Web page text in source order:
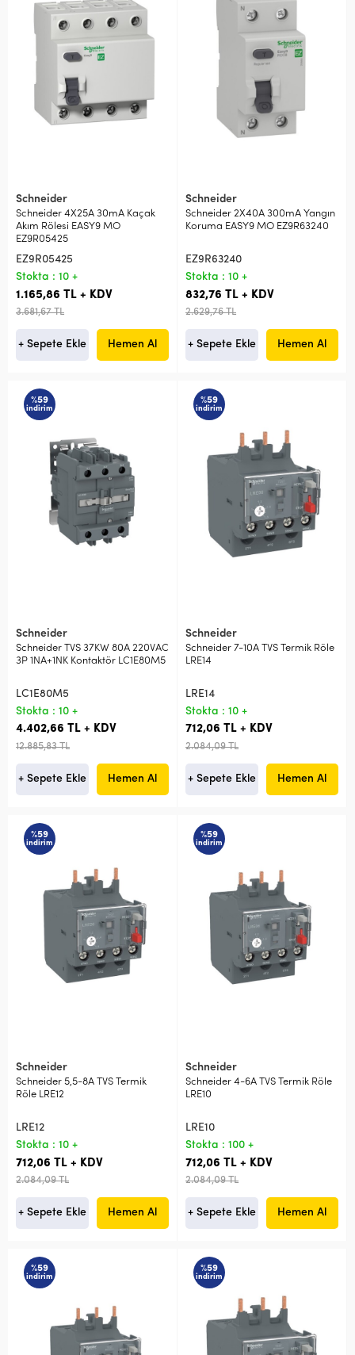
Schneider
Schneider 4X25A 30mA Kaçak
Akım Rölesi EASY9 MO
EZ9R05425
EZ9R05425
Stokta : 10 +
1.165,86 TL + KDV
3.681,67 TL
+ Sepete Ekle Hemen Al
Schneider
Schneider 2X40A 300mA Yangın
Koruma EASY9 MO EZ9R63240
EZ9R63240
Stokta : 10 +
832,76 TL + KDV
2.629,76 TL
+ Sepete Ekle Hemen Al
%59
indirim
Schneider
Schneider TVS 37KW 80A 220VAC
3P 1NA+1NK Kontaktör LC1E80M5
LC1E80M5
Stokta : 10 +
4.402,66 TL + KDV
12.885,83 TL
+ Sepete Ekle Hemen Al
%59
indirim
Schneider
Schneider 7-10A TVS Termik Röle
LRE14
LRE14
Stokta : 10 +
712,06 TL + KDV
2.084,09 TL
+ Sepete Ekle Hemen Al
%59
indirim
Schneider
Schneider 5,5-8A TVS Termik
Röle LRE12
LRE12
Stokta : 10 +
712,06 TL + KDV
2.084,09 TL
+ Sepete Ekle Hemen Al
%59
indirim
Schneider
Schneider 4-6A TVS Termik Röle
LRE10
LRE10
Stokta : 100 +
712,06 TL + KDV
2.084,09 TL
+ Sepete Ekle Hemen Al
%59
indirim
%59
indirim